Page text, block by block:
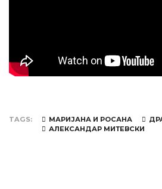
TAGS МАРИЈАНА И РОСАНА
АЛЕКСАНДАР МИТЕВСКИ